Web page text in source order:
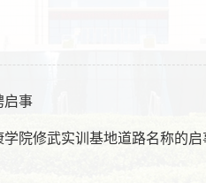
启事
学院修武实训基地道路名称的启